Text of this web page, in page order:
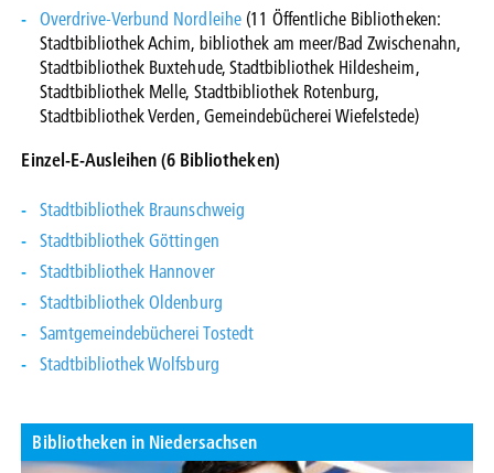
Overdrive-Verbund Nordleihe(11 Öffentliche Bibliotheken:
Stadtbibliothek Achim, bibliothek am meer/Bad Zwischenahn,
Stadtbibliothek Buxtehude, Stadtbibliothek Hildesheim,
Stadtbibliothek Melle, Stadtbibliothek Rotenburg,
Stadtbibliothek Verden, Gemeindebücherei Wiefelstede)
Einzel-E-Ausleihen (6 Bibliotheken)
Stadtbibliothek Braunschweig
Stadtbibliothek Göttingen
Stadtbibliothek Hannover
Stadtbibliothek Oldenburg
Samtgemeindebücherei Tostedt
Stadtbibliothek Wolfsburg
Bibliotheken in Niedersachsen